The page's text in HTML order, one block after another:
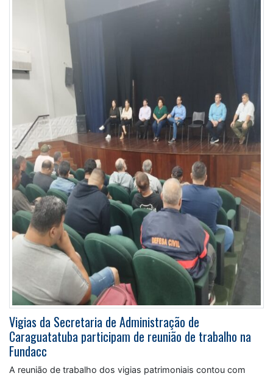
Vigias da Secretaria de Administração de
Caraguatatuba participam de reunião de trabalho na
Fundacc
A reunião de trabalho dos vigias patrimoniais contou com